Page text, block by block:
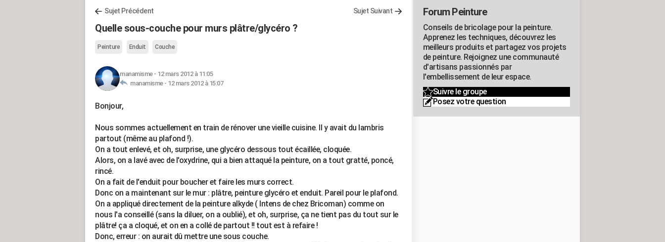
Sujet Précédent Sujet Suivant
Quelle sous-couche pour murs plâtre/glycéro ?
Peinture Enduit Couche
manamisme- 12 mars 2012 à 11:05
manamisme - 12 mars 2012 à 15:07
Bonjour,
Nous sommes actuellement en train de rénover une vieille cuisine. Il y avait du lambris
partout (même au plafond !).
On a tout enlevé, et oh, surprise, une glycéro dessous tout écaillée, cloquée.
Alors, on a lavé avec de l'oxydrine, qui a bien attaqué la peinture, on a tout gratté, poncé,
rincé.
On a fait de l'enduit pour boucher et faire les murs correct.
Donc on a maintenant sur le mur : plâtre, peinture glycéro et enduit. Pareil pour le plafond.
On a appliqué directement de la peinture alkyde ( Intens de chez Bricoman) comme on
nous l'a conseillé (sans la diluer, on a oublié), et oh, surprise, ça ne tient pas du tout sur le
plâtre! ça a cloqué, et on en a collé de partout !! tout est à refaire !
Donc, erreur : on aurait dû mettre une sous couche.
Forum Peinture
Conseils de bricolage pour la peinture.
Apprenez les techniques, découvrez les
meilleurs produits et partagez vos projets
de peinture. Rejoignez une communauté
d'artisans passionnés par
l'embellissement de leur espace.
Suivre le groupe
Posez votre question